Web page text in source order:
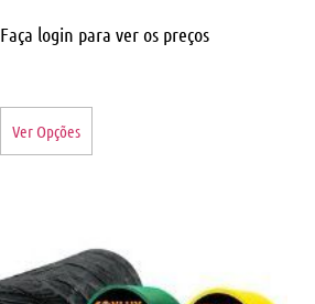
Faça login para ver os preços
Ver Opções